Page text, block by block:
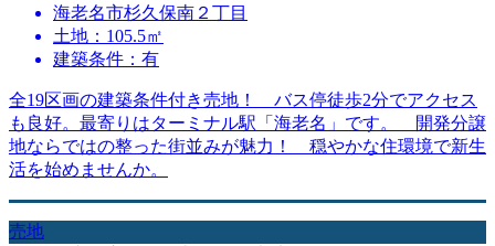
海老名市杉久保南２丁目
土地：105.5㎡
建築条件：有
全19区画の建築条件付き売地！ バス停徒歩2分でアクセス
も良好。最寄りはターミナル駅「海老名」です。 開発分譲
地ならではの整った街並みが魅力！ 穏やかな住環境で新生
活を始めませんか。
売地